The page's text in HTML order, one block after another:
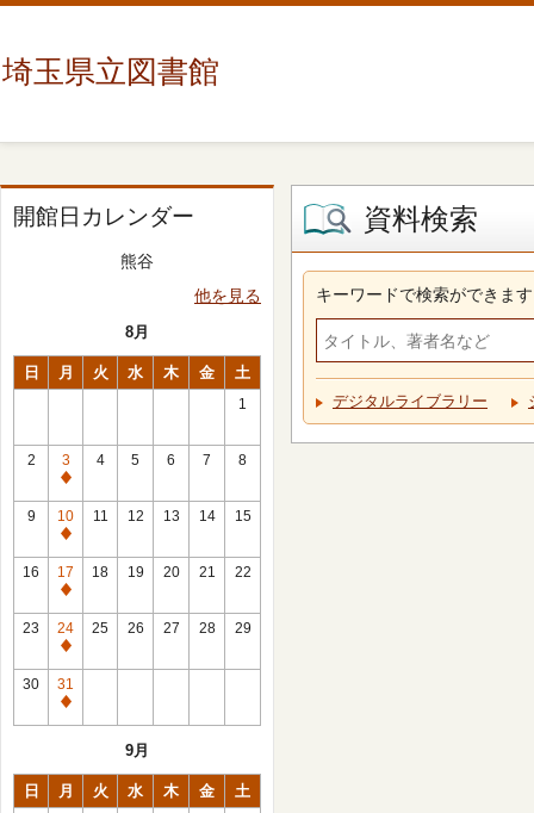
埼玉県立図書館
開館日カレンダー
熊谷
他を見る
8月
日 月 火 水 木 金 土
1
2
3
休
館
日
4 5 6 7 8
9
10
休
館
日
11 12 13 14 15
16
17
休
館
日
18 19 20 21 22
23
24
休
館
日
25 26 27 28 29
30
31
休
9月
日 月 火 水 木 金 土
資料検索
キーワードで検索ができます
デジタルライブラリー